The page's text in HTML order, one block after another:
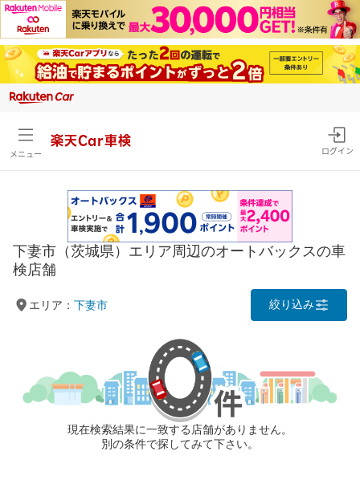
メニュー
楽天Car車検
ログイン
下妻市（茨城県）エリア周辺のオートバックスの車
検店舗
エリア： 下妻市 絞り込み
現在検索結果に一致する店舗がありません。
別の条件で探してみて下さい。